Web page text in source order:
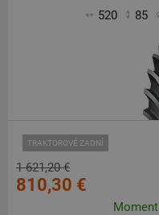
520 85
TRAKTOROVÉ ZADNÍ
1 621,20 €
810,30 €